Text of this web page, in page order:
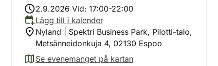
2.9.2026 Vid: 17:00-22:00
Lägg till i kalender
Nyland | Spektri Business Park, Pilotti-talo,
Metsänneidonkuja 4, 02130 Espoo
Se evenemanget på kartan
(avautuu uuteen välilehteen)